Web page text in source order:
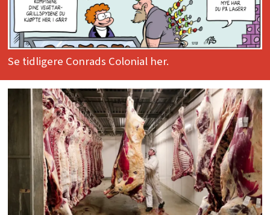
Se tidligere Conrads Colonial her.